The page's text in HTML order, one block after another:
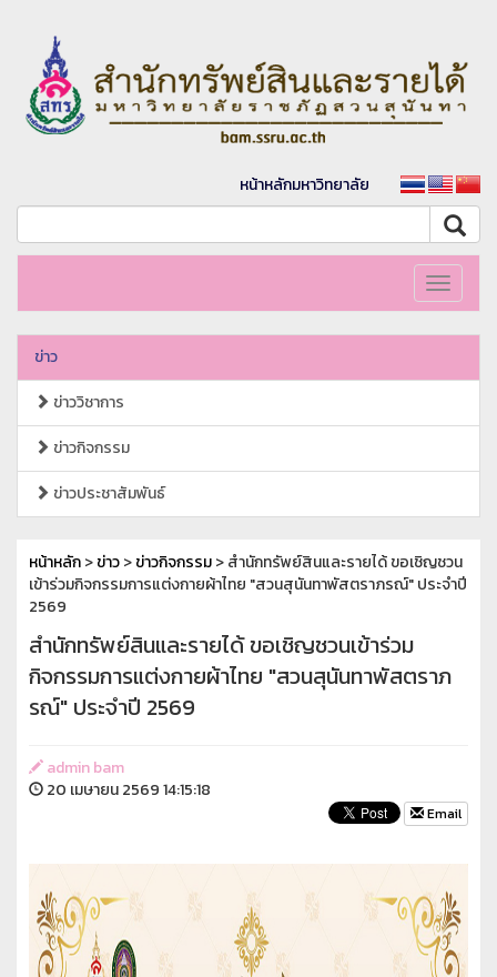
หน้าหลักมหาวิทยาลัย
Toggle
ข่าว
ข่าววิชาการ
ข่าวกิจกรรม
ข่าวประชาสัมพันธ์
หน้าหลัก>ข่าว>ข่าวกิจกรรม> สำนักทรัพย์สินและรายได้ ขอเชิญชวน
เข้าร่วมกิจกรรมการแต่งกายผ้าไทย "สวนสุนันทาพัสตราภรณ์" ประจำปี
2569
สำนักทรัพย์สินและรายได้ ขอเชิญชวนเข้าร่วม
กิจกรรมการแต่งกายผ้าไทย "สวนสุนันทาพัสตราภ
รณ์" ประจำปี 2569
admin bam
20 เมษายน 2569 14:15:18
Email